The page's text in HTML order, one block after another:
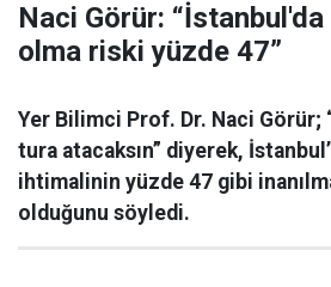
Naci Görür:
olma riski yüzde 47”
Yer Bilimci Prof. Dr. Naci Görür;
tura atacaksın” diyerek,
ihtimalinin yüzde 47 gibi
olduğunu söyledi.